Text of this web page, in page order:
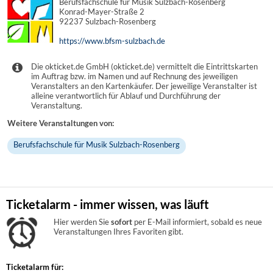
Konrad-Mayer-Straße 2
92237 Sulzbach-Rosenberg
https://www.bfsm-sulzbach.de
Die okticket.de GmbH (okticket.de) vermittelt die Eintrittskarten
im Auftrag bzw. im Namen und auf Rechnung des jeweiligen
Veranstalters an den Kartenkäufer. Der jeweilige Veranstalter ist
alleine verantwortlich für Ablauf und Durchführung der
Veranstaltung.
Weitere Veranstaltungen von:
Berufsfachschule für Musik Sulzbach-Rosenberg
Ticketalarm - immer wissen, was läuft
Hier werden Siesofort per E-Mail informiert, sobald es neue
Veranstaltungen Ihres Favoriten gibt.
Ticketalarm für: